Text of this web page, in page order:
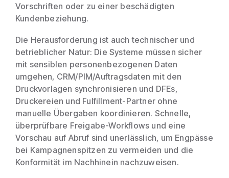
Vorschriften oder zu einer beschädigten
Kundenbeziehung.
Die Herausforderung ist auch technischer und
betrieblicher Natur: Die Systeme müssen sicher
mit sensiblen personenbezogenen Daten
umgehen, CRM/PIM/Auftragsdaten mit den
Druckvorlagen synchronisieren und DFEs,
Druckereien und Fulfillment-Partner ohne
manuelle Übergaben koordinieren. Schnelle,
überprüfbare Freigabe-Workflows und eine
Vorschau auf Abruf sind unerlässlich, um Engpässe
bei Kampagnenspitzen zu vermeiden und die
Konformität im Nachhinein nachzuweisen.